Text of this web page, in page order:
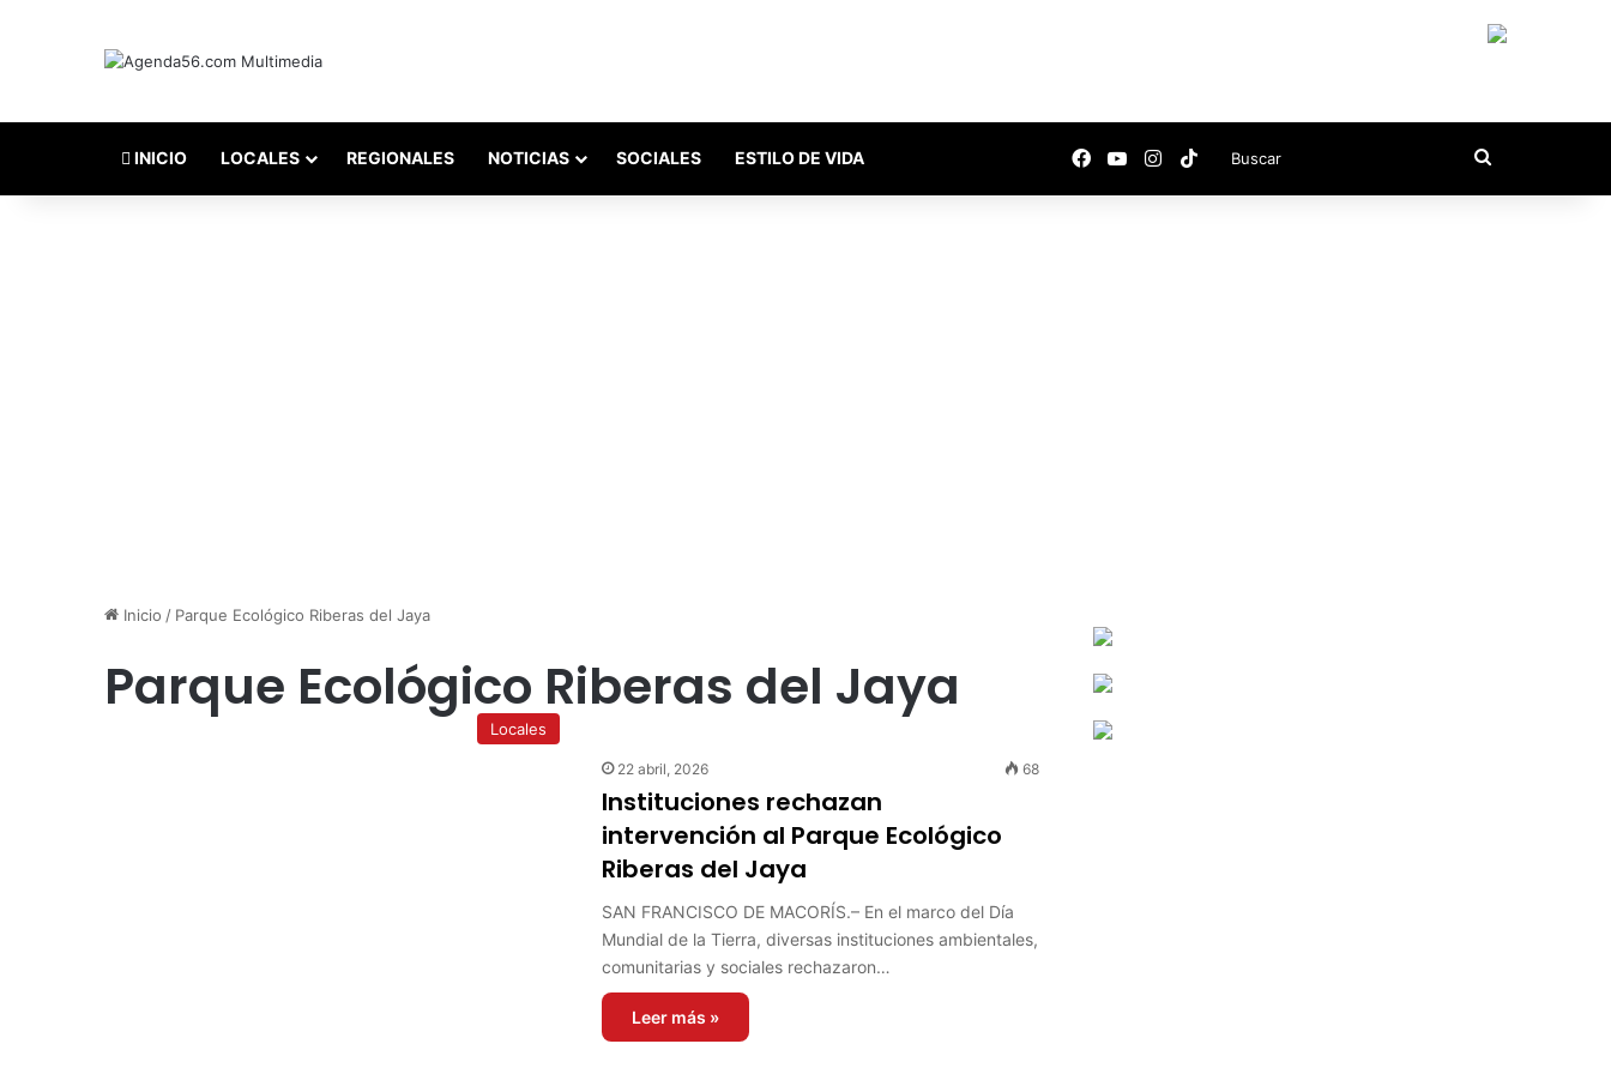
INICIO LOCALES REGIONALES NOTICIAS SOCIALES ESTILO DE VIDA Facebook
YouTubeInstagram
TikTok Buscar
Inicio / Parque Ecológico Riberas del Jaya
Parque Ecológico Riberas del Jaya
Locales
22 abril, 2026 68
Instituciones rechazan
intervención al Parque Ecológico
Riberas del Jaya
SAN FRANCISCO DE MACORÍS.– En el marco del Día
Mundial de la Tierra, diversas instituciones ambientales,
comunitarias y sociales rechazaron…
Leer más »